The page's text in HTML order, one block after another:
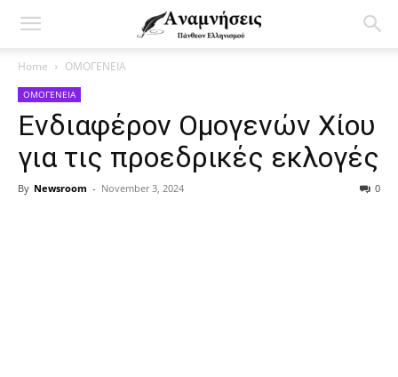
Home ΟΜΟΓΕΝΕΙΑ
ΟΜΟΓΕΝΕΙΑ
Ενδιαφέρον Ομογενών Χίου
για τις προεδρικές εκλογές
By Newsroom - November 3, 2024 0